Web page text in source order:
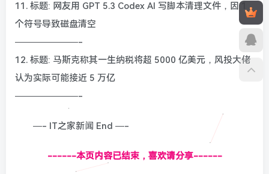
11. 标题: 网友用 GPT 5.3 Codex AI 写脚本清理文件，因 1
个符号导致磁盘清空
———————-
12. 标题: 马斯克称其一生纳税将超 5000 亿美元，风投大佬
认为实际可能接近 5 万亿
———————-
—- IT之家新闻 End —-
------本页内容已结束，喜欢请分享------